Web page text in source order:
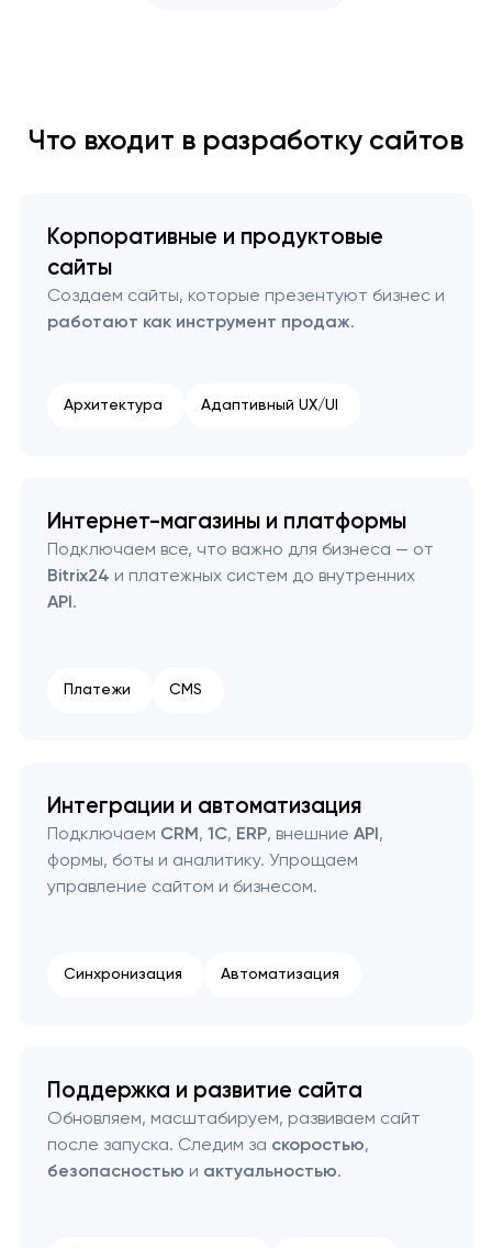
Что входит в разработку сайтов
Корпоративные и продуктовые
сайты
Создаем сайты, которые презентуют бизнес и
работают как инструмент продаж.
Архитектура Адаптивный UX/UI
Интернет-магазины и платформы
Подключаем все, что важно для бизнеса — от
Bitrix24 и платежных систем до внутренних
API.
Платежи CMS
Интеграции и автоматизация
Подключаем CRM, 1С, ERP, внешние API,
формы, боты и аналитику. Упрощаем
управление сайтом и бизнесом.
Синхронизация Автоматизация
Поддержка и развитие сайта
Обновляем, масштабируем, развиваем сайт
после запуска. Следим за скоростью,
безопасностью и актуальностью.